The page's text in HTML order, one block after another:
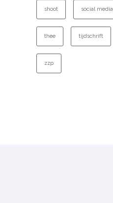
shoot social media
thee tijdschrift
zzp